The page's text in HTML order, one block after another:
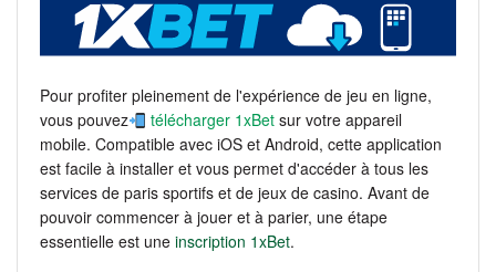
Pour profiter pleinement de l'expérience de jeu en ligne,
vous pouvez
télécharger 1xBet sur votre appareil
mobile. Compatible avec iOS et Android, cette application
est facile à installer et vous permet d'accéder à tous les
services de paris sportifs et de jeux de casino. Avant de
pouvoir commencer à jouer et à parier, une étape
essentielle est une inscription 1xBet.